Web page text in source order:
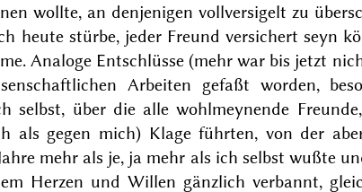
wollte, an denjenigen vollversigelt zu
heute stürbe, jeder Freund versichert seyn
Analoge Entschlüsse (mehr war bis jetzt
Arbeiten gefaßt worden,
selbst, über die alle wohlmeynende
als gegen mich) Klage führten, von der
mehr als je, ja mehr als ich selbst wußte
Herzen und Willen gänzlich verbannt,